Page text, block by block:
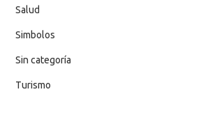
Salud
Simbolos
Sin categoría
Turismo